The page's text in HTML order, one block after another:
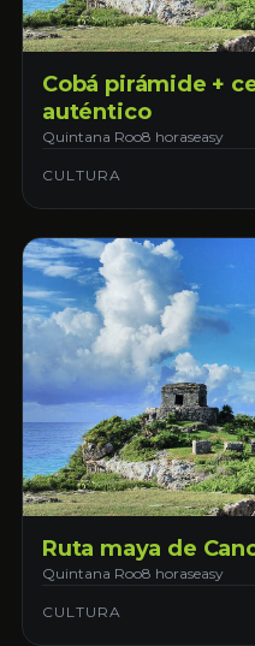
Cobá pirámide +
auténtico
Quintana Roo8 horaseasy
CULTURA
Ruta maya de
Quintana Roo8 horaseasy
CULTURA